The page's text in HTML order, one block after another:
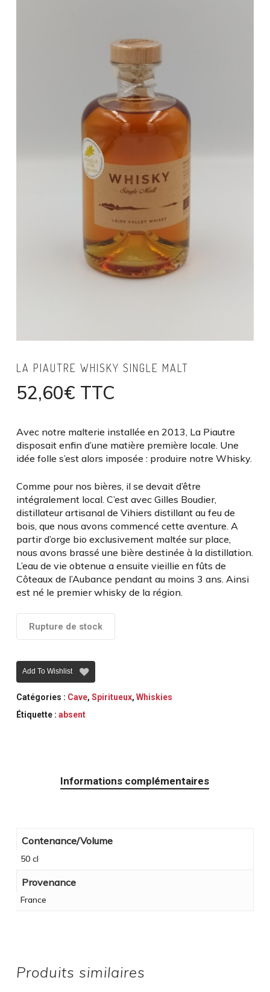
LA PIAUTRE WHISKY SINGLE MALT
52,60€ TTC
Avec notre malterie installée en 2013, La Piautre
disposait enfin d’une matière première locale. Une
idée folle s’est alors imposée : produire notre Whisky.
Comme pour nos bières, il se devait d’être
intégralement local. C’est avec Gilles Boudier,
distillateur artisanal de Vihiers distillant au feu de
bois, que nous avons commencé cette aventure. A
partir d’orge bio exclusivement maltée sur place,
nous avons brassé une bière destinée à la distillation.
L’eau de vie obtenue a ensuite vieillie en fûts de
Côteaux de l’Aubance pendant au moins 3 ans. Ainsi
est né le premier whisky de la région.
Rupture de stock
Add To Wishlist
Catégories : Cave, Spiritueux, Whiskies
Étiquette : absent
Informations complémentaires
Contenance/Volume
50 cl
Provenance
France
Produits similaires